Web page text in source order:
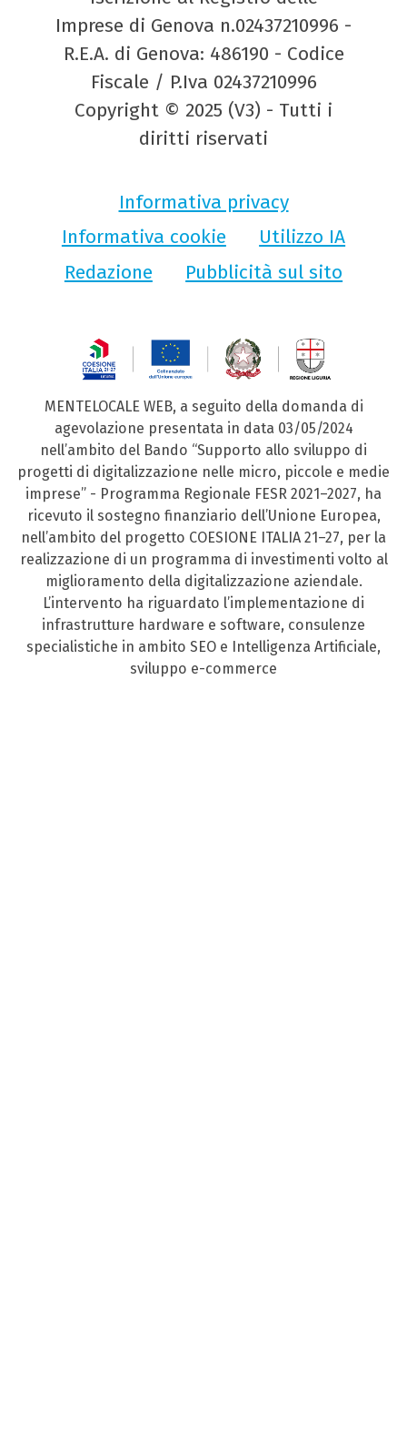
Imprese di Genova n.02437210996 -
R.E.A. di Genova: 486190 - Codice
Fiscale / P.Iva 02437210996
Copyright © 2025 (V3) - Tutti i
diritti riservati
Informativa privacy
Informativa cookie
Utilizzo IA
Redazione
Pubblicità sul sito
MENTELOCALE WEB, a seguito della domanda di
agevolazione presentata in data 03/05/2024
nell’ambito del Bando “Supporto allo sviluppo di
progetti di digitalizzazione nelle micro, piccole e medie
imprese” - Programma Regionale FESR 2021–2027, ha
ricevuto il sostegno finanziario dell’Unione Europea,
nell’ambito del progetto COESIONE ITALIA 21–27, per la
realizzazione di un programma di investimenti volto al
miglioramento della digitalizzazione aziendale.
L’intervento ha riguardato l’implementazione di
infrastrutture hardware e software, consulenze
specialistiche in ambito SEO e Intelligenza Artificiale,
sviluppo e-commerce